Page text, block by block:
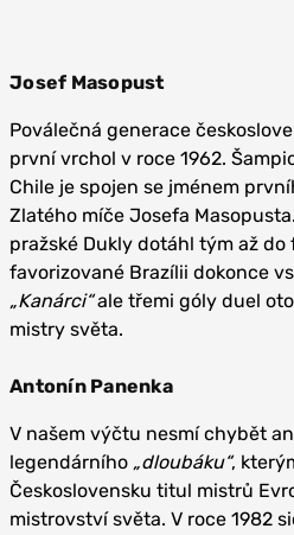
Josef Masopust
Poválečná generace
první vrchol v roce 1962.
Chile je spojen se jménem
Zlatého míče Josefa
pražské Dukly dotáhl tým až do
favorizované Brazílii dokonce
„Kanárci“ale třemi góly duel
mistry světa.
Antonín Panenka
V našem výčtu nesmí chybět
legendárního „dloubáku“,
Československu titul mistrů
mistrovství světa. V roce 1982